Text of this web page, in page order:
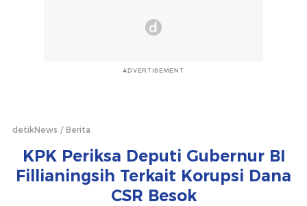
ADVERTISEMENT
detikNews Berita
KPK Periksa Deputi Gubernur BI
Fillianingsih Terkait Korupsi Dana
CSR Besok